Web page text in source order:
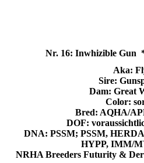
Nr. 16: Inwhizible
Aka:
Sire:
Dam: Great
Color:
Bred: AQHA/
DOF:
DNA: PSSM; PSSM,
HYPP, IMM/
NRHA Breeders Futurity &